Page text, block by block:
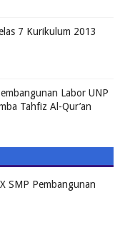
7 Kurikulum 2013
Labor UNP
Tahfiz Al-Qur’an
SMP Pembangunan